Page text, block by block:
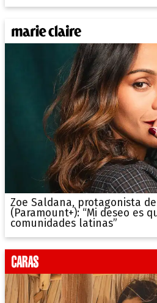
Zoe Saldana, protagonista
(Paramount+): “Mi deseo es
comunidades latinas”